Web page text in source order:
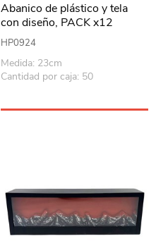
Abanico de plástico y tela
con diseño, PACK x12
HP0924
Medida: 23cm
Cantidad por caja: 50